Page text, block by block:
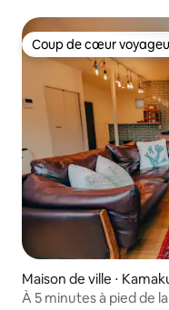
Coup de cœur
Coup de cœur
Maison de ville ⋅
À 5 minutes à pied de